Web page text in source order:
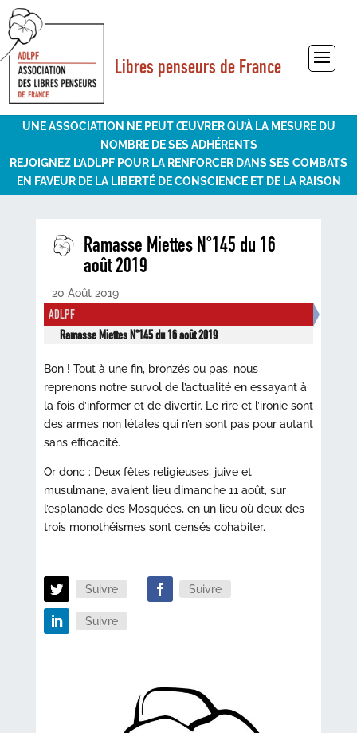
Libres penseurs de France
Sélectionner une page
UNE ASSOCIATION NE PEUT ŒUVRER QU’À LA MESURE DU
NOMBRE DE SES ADHÉRENTS
REJOIGNEZ L’ADLPF POUR LA RENFORCER DANS SES COMBATS
EN FAVEUR DE LA LIBERTÉ DE CONSCIENCE ET DE LA RAISON
Ramasse Miettes N°145 du 16
août 2019
20 Août 2019
ADLPF
Ramasse Miettes N°145 du 16 août 2019
Bon ! Tout à une fin, bronzés ou pas, nous
reprenons notre survol de l’actualité en essayant à
la fois d’informer et de divertir. Le rire et l’ironie sont
des armes non létales qui n’en sont pas pour autant
sans efficacité.
Or donc : Deux fêtes religieuses, juive et
musulmane, avaient lieu dimanche 11 août, sur
l’esplanade des Mosquées, en un lieu où deux des
trois monothéismes sont censés cohabiter.
Suivre Suivre
Suivre